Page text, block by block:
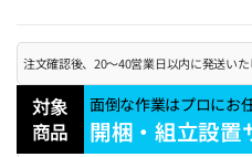
注文確認後、20～40営業日以内に発送いた
対象
商品
面倒な作業はプロにお
開梱・組立設置